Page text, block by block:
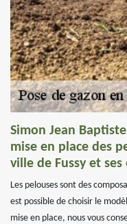
Simon Jean
mise en place des
ville de Fussy et
Les pelouses sont des
est possible de choisir le
mise en place, nous vous